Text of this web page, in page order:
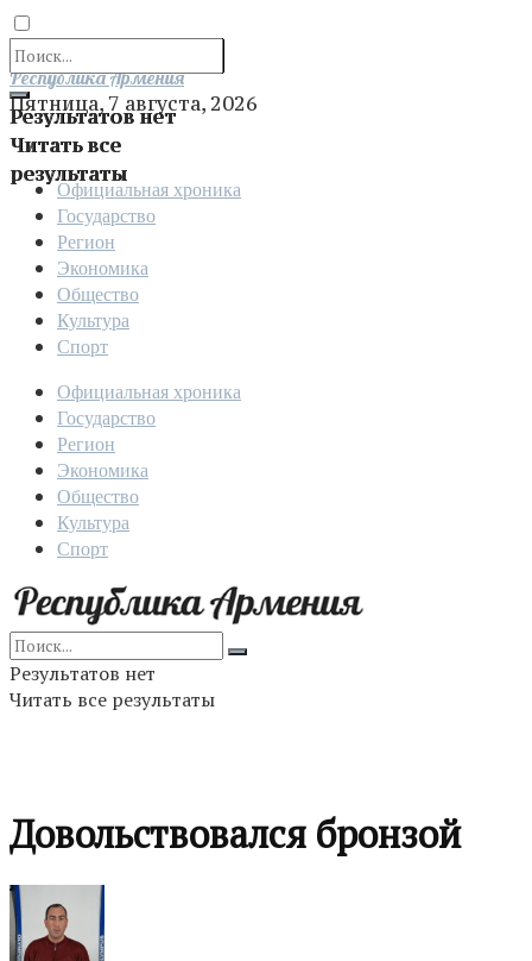
Результатов нет
Читать все
результаты
Отправить
Республика Армения
Пятница, 7 августа, 2026
Официальная хроника
Государство
Регион
Экономика
Общество
Культура
Спорт
Официальная хроника
Государство
Регион
Экономика
Общество
Культура
Спорт
Результатов нет
Читать все результаты
Довольствовался бронзой